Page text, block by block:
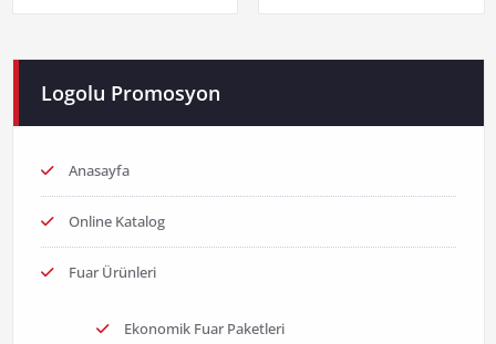
Logolu Promosyon
Anasayfa
Online Katalog
Fuar Ürünleri
Ekonomik Fuar Paketleri